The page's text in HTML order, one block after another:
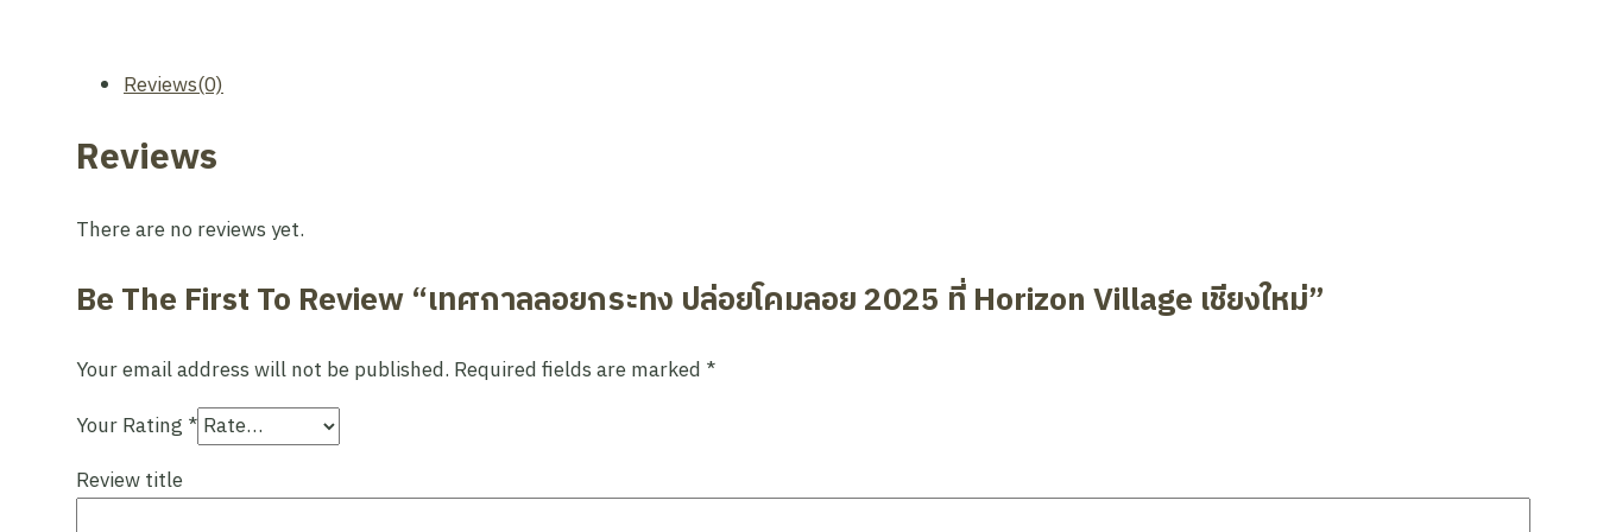
Reviews(0)
Reviews
There are no reviews yet.
Be The First To Review “เทศกาลลอยกระทง ปล่อยโคมลอย 2025 ที่ Horizon Village เชียงใหม่”
Your email address will not be published. Required fields are marked *
Your Rating *
Review title